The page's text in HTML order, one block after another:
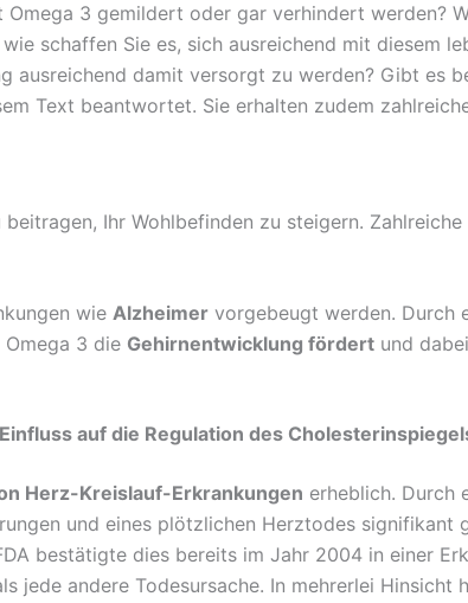
3 gemildert oder gar verhindert werden?
schaffen Sie es, sich ausreichend mit diesem
ausreichend damit versorgt zu werden? Gibt es
Text beantwortet. Sie erhalten zudem
Ihr Wohlbefinden zu steigern.
wie Alzheimer vorgebeugt werden. Durch
3 die Gehirnentwicklung fördert und
auf die Regulation des
Herz-Kreislauf-Erkrankungen erheblich. Durch
und eines plötzlichen Herztodes signifikant
bestätigte dies bereits im Jahr 2004 in einer
jede andere Todesursache. In mehrerlei Hinsicht